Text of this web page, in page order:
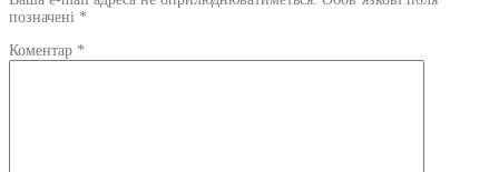
позначені *
Коментар *